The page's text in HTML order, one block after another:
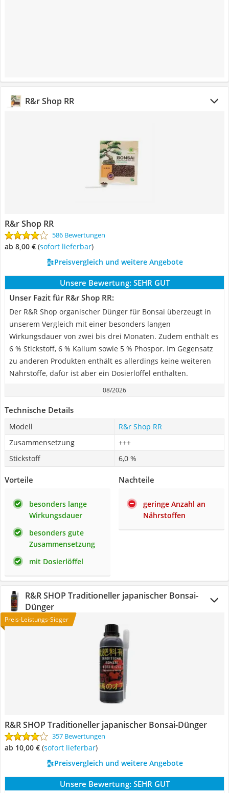
R&r Shop RR
R&r Shop RR
586 Bewertungen
ab 8,00 € ( Sofort lieferbar)
Preisvergleich und weitere Angebote
Unsere Bewertung: SEHR GUT
Unser Fazit für R&r Shop RR:
Der R&R Shop organischer Dünger für Bonsai überzeugt in
unserem Vergleich mit einer besonders langen
Wirkungsdauer von zwei bis drei Monaten. Zudem enthält es
6 % Stickstoff, 6 % Kalium sowie 5 % Phospor. Im Gegensatz
zu anderen Produkten enthält es allerdings keine weiteren
Nährstoffe, dafür ist aber ein Dosierlöffel enthalten.
08/2026
Technische Details
Modell
R&r Shop RR
Zusammensetzung
+++
Stickstoff
6,0 %
Vorteile
besonders lange
Wirkungsdauer
besonders gute
Zusammensetzung
mit Dosierlöffel
Nachteile
geringe Anzahl an
Nährstoffen
R&R SHOP Traditioneller japanischer Bonsai-
Dünger
Preis-Leistungs-Sieger
R&R SHOP Traditioneller japanischer Bonsai-Dünger
357 Bewertungen
ab 10,00 € ( Sofort lieferbar)
Preisvergleich und weitere Angebote
Unsere Bewertung: SEHR GUT